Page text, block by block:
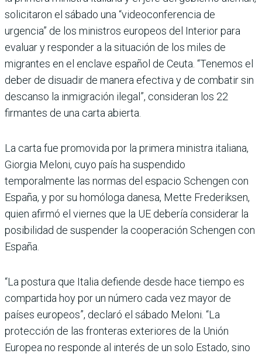
solicitaron el sábado una “videoconferencia de
urgencia” de los ministros europeos del Interior para
evaluar y responder a la situación de los miles de
migrantes en el enclave español de Ceuta. “Tenemos el
deber de disuadir de manera efectiva y de combatir sin
descanso la inmigración ilegal”, consideran los 22
firmantes de una carta abierta.
La carta fue promovida por la primera ministra italiana,
Giorgia Meloni, cuyo país ha suspendido
temporalmente las normas del espacio Schengen con
España, y por su homóloga danesa, Mette Frederiksen,
quien afirmó el viernes que la UE debería considerar la
posibilidad de suspender la cooperación Schengen con
España.
“La postura que Italia defiende desde hace tiempo es
compartida hoy por un número cada vez mayor de
países europeos”, declaró el sábado Meloni. “La
protección de las fronteras exteriores de la Unión
Europea no responde al interés de un solo Estado, sino